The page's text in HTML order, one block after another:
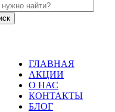
ГЛАВНАЯ
АКЦИИ
О НАС
КОНТАКТЫ
БЛОГ